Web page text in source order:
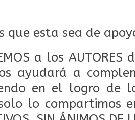
que esta sea de
a los AUTORES
ayudará a
en el logro de
lo compartimos